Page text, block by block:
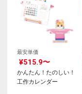
最安単価
¥515.9〜
かんたん！たのしい！
工作カレンダー